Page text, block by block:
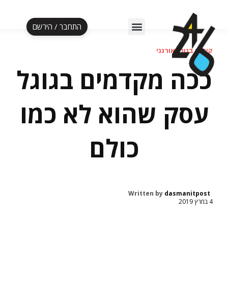
התחבר / הירשם
קידום בגוגל אורגני
ככה מקדמים בגוגל
עסק שהוא לא כמו
כולם
Written by dasmanitpost
4 במרץ 2019